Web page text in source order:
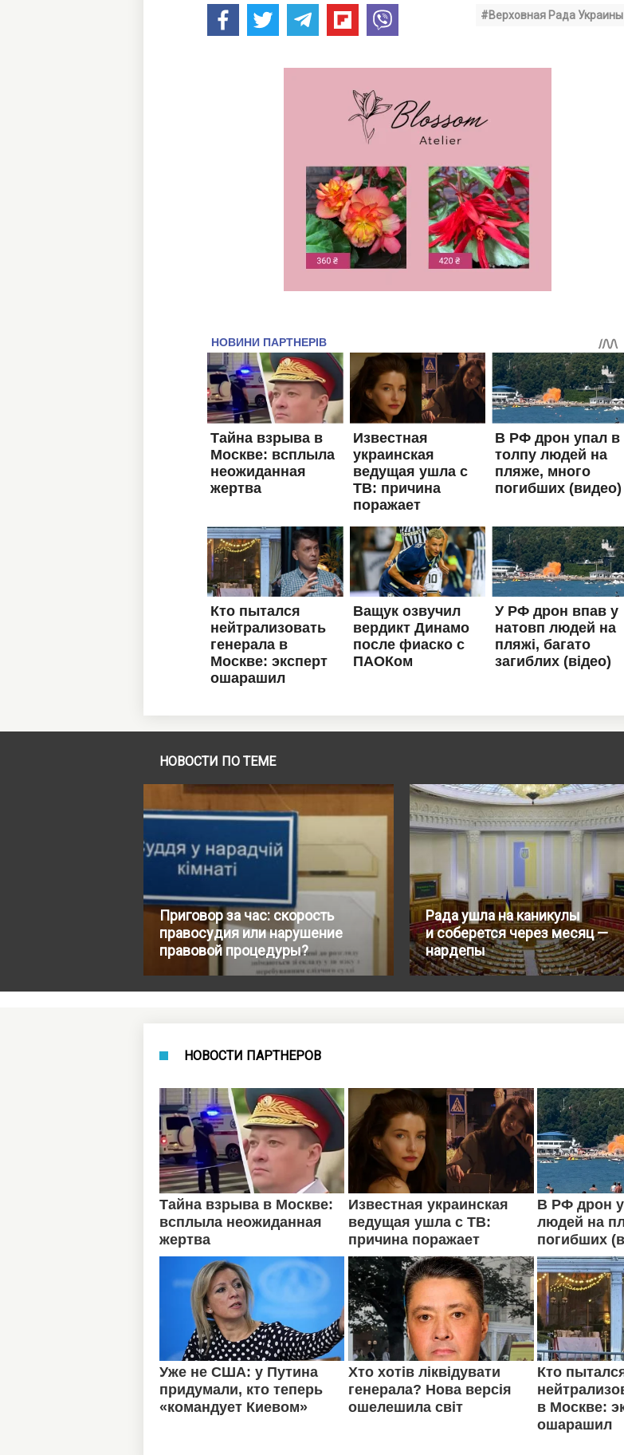
#Верховная Рада Украины
НОВОСТИ ПО ТЕМЕ
Приговор за час: скорость
правосудия или нарушение
правовой процедуры?
Рада ушла на каникулы
и соберется через месяц —
нардепы
НОВОСТИ ПАРТНЕРОВ